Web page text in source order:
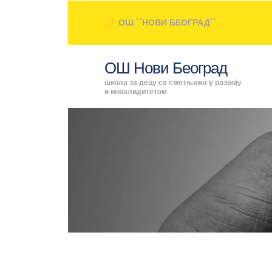
ОШ ``НОВИ БЕОГРАД``
ОШ Нови Београд
школа за децу са сметњама у развоју
и инвалидитетом